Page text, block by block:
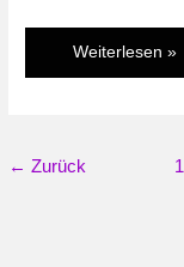
Im
Test:
X
Weiterlesen »
← Zurück 1